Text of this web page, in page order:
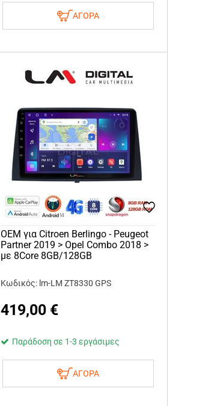
ΑΓΟΡΑ
OEM για Citroen Berlingo - Peugeot
Partner 2019 > Opel Combo 2018 >
με 8Core 8GB/128GB
Κωδικός: lm-LM ZT8330 GPS
419,00 €
Παράδοση σε 1-3 εργάσιμες
ΑΓΟΡΑ